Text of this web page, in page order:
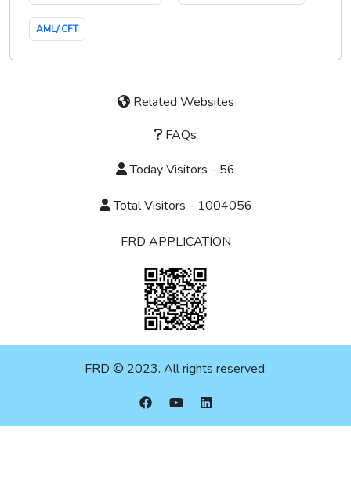
AML/ CFT
Related Websites
FAQs
Today Visitors - 56
Total Visitors - 1004056
FRD APPLICATION
FRD © 2023. All rights reserved.